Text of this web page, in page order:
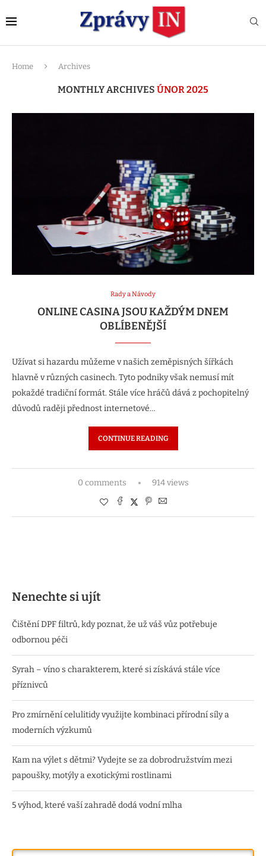
Home Archives
MONTHLY ARCHIVES ÚNOR 2025
Rady a Návody
ONLINE CASINA JSOU KAŽDÝM DNEM
OBLÍBENĚJŠÍ
Užívat si hazardu můžeme v našich zeměpisných šířkách
hlavně v různých casinech. Tyto podniky však nemusí mít
pokaždé tradiční formát. Stále více hráčů dává z pochopitelný
důvodů raději přednost internetové…
CONTINUE READING
0 comments 914 views
Nenechte si ujít
Čištění DPF filtrů, kdy poznat, že už váš vůz potřebuje
odbornou péči
Syrah – víno s charakterem, které si získává stále více
příznivců
Pro zmírnění celulitidy využijte kombinaci přírodní síly a
moderních výzkumů
Kam na výlet s dětmi? Vydejte se za dobrodružstvím mezi
papoušky, motýly a exotickými rostlinami
5 výhod, které vaší zahradě dodá vodní mlha